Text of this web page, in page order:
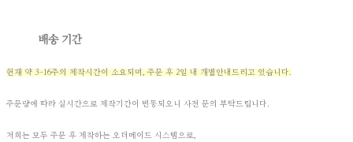
배송 기간
현재 약 3-16주의 제작시간이 소요되며, 주문 후 2일 내 개별안내드리고 있습니다.
주문량에 따라 실시간으로 제작기간이 변동되오니 사전 문의 부탁드립니다.
저희는 모두 주문 후 제작하는 오더메이드 시스템으로,